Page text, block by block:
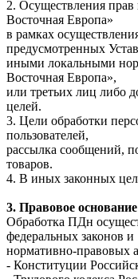
2. Осуществления
Восточная Европа»
в рамках
предусмотренных
иными локальными
Восточная Европа»,
или третьих лиц либо
целей.
3. Цели обработки
пользователей,
рассылка сообщений,
товаров.
4. В иных законных
3. Правовое
Обработка ПДн
федеральных законов и
нормативно-правовых
- Конституции